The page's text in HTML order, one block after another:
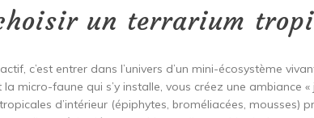
un terrarium
c’est entrer dans l’univers d’un mini-écosystème
micro-faune qui s’y installe, vous créez une ambiance
d’intérieur (épiphytes, broméliacées, mousses)